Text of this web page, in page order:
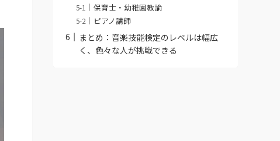
保育士・幼稚園教諭
ピアノ講師
まとめ：音楽技能検定のレベルは幅広
く、色々な人が挑戦できる